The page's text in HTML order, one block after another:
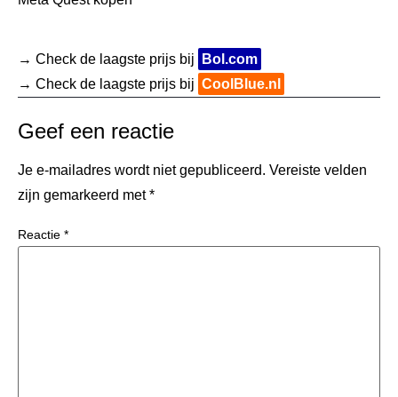
→ Check de laagste prijs bij
Bol.com
→ Check de laagste prijs bij CoolBlue.nl
Geef een reactie
Je e-mailadres wordt niet gepubliceerd. Vereiste velden
zijn gemarkeerd met*
Reactie *